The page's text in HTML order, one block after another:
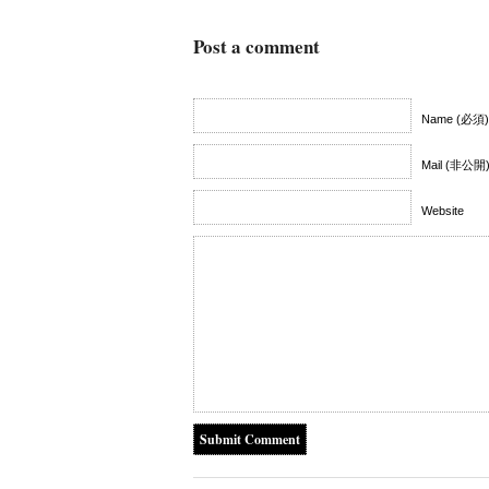
Post a comment
Name (必須)
Mail (非公開
Website